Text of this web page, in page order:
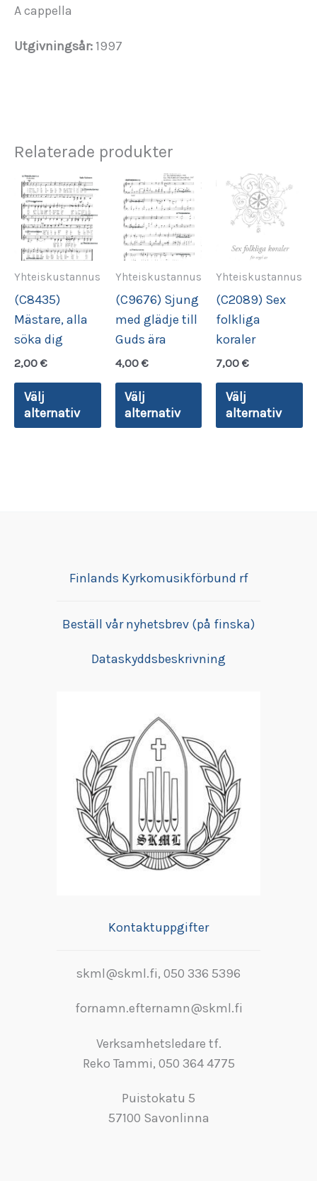
A cappella
Utgivningsår: 1997
Relaterade produkter
Yhteiskustannus
(C8435)
Mästare, alla
söka dig
2,00 €
Välj
alternativ
Den
produkten
väljas
produktsidan
Yhteiskustannus
(C9676) Sjung
med glädje till
Guds ära
4,00 €
Välj
alternativ
Den
produkten
väljas
produktsidan
Yhteiskustannus
(C2089) Sex
folkliga
koraler
7,00€
Välj
alternativ
Finlands Kyrkomusikförbund rf
Beställ vår nyhetsbrev (på finska)
Dataskyddsbeskrivning
Kontaktuppgifter
skml@skml.fi, 050 336 5396
fornamn.efternamn@skml.fi
Verksamhetsledare tf.
Reko Tammi, 050 364 4775
Puistokatu 5
57100 Savonlinna